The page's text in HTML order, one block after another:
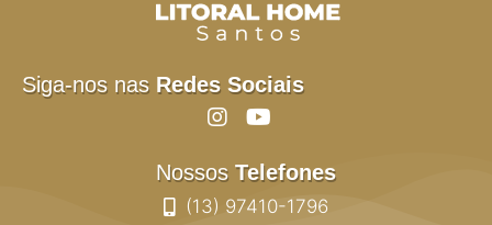
Siga-nos nas Redes Sociais
Nossos Telefones
(13) 97410-1796